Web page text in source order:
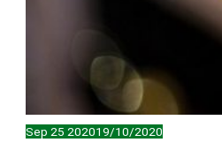
Sep 25 202019/10/2020